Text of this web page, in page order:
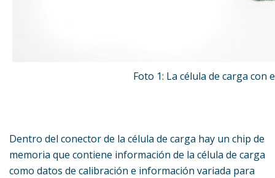
Foto 1: La célula de carga con
Dentro del conector de la célula de carga hay un chip de
memoria que contiene información de la célula de carga
como datos de calibración e información variada para